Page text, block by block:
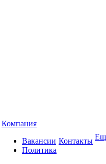
Компания
Вакансии
Политика
Контакты